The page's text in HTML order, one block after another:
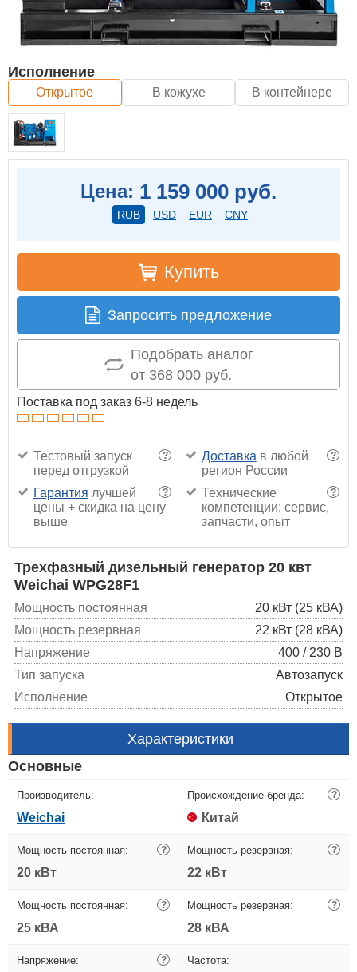
Исполнение
Открытое В кожухе В контейнере
Цена: 1 159 000 руб.
RUB USD EUR CNY
Купить
Запросить предложение
Подобрать аналог
от 368 000 руб.
Поставка под заказ 6-8 недель
?
Тестовый запуск
перед отгрузкой
?
Доставка в любой
регион России
?
Гарантия лучшей
цены + скидка на цену
выше
?
Технические
компетенции: сервис,
запчасти, опыт
Трехфазный дизельный генератор 20 квт
Weichai WPG28F1
Мощность постоянная
20 кВт (25 кВА)
Мощность резервная
22 кВт (28 кВА)
Напряжение
400 / 230 В
Тип запуска
Автозапуск
Исполнение
Открытое
Характеристики
Основные
Производитель:
Weichai
Происхождение бренда: ?
Китай
Мощность постоянная: ?
20 кВт
Мощность резервная: ?
22 кВт
Мощность постоянная: ?
25 кВА
Мощность резервная: ?
28 кВА
Напряжение: ? Частота: